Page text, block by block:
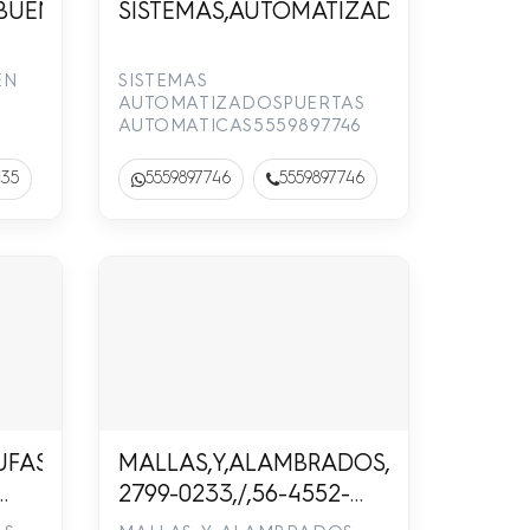
SISTEMAS
AUTOMATIZADOSPUERTAS
AUTOMATICAS5559897746
5559897746 5559897746
2799-0233,/,56-4552-